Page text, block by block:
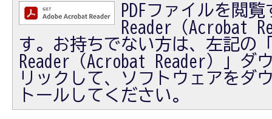
PDFファイルを閲
Reader（Acrobat
す。お持ちでない方は、左記の
Reader（Acrobat Reader）」ダ
リックして、ソフトウェアをダ
トールしてください。